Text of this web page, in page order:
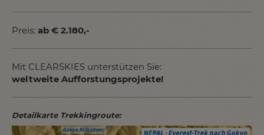
Preis: ab € 2.180,-
Mit CLEARSKIES unterstützen Sie:
weltweite Aufforstungsprojekte!
Detailkarte Trekkingroute: